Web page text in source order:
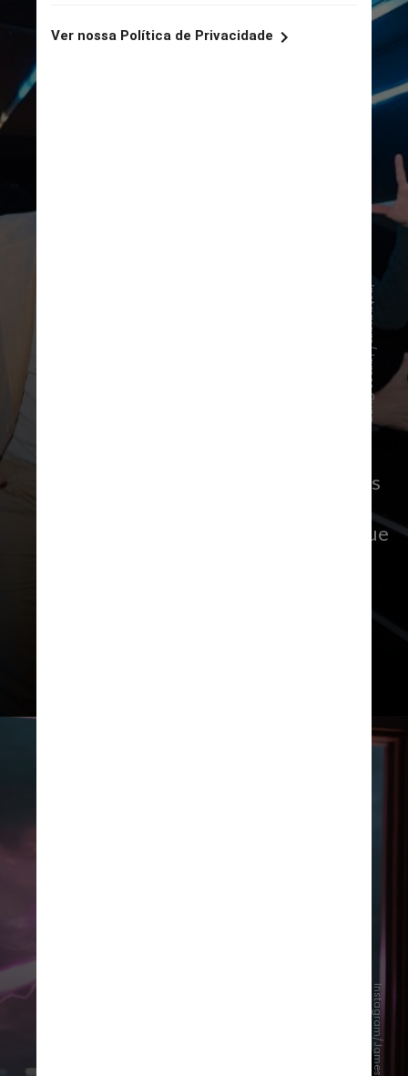
Foi com os filmes estrelados por Chris
se tornou famoso em Hollywood. “Que
Instagram/James Gunn
Instagram/James Gunn